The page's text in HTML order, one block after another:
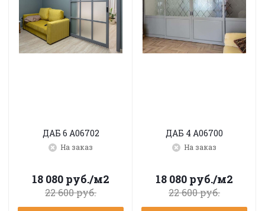
ДАБ 6 A06702
На заказ
18 080 руб./м2
22 600руб.
ДАБ 4 A06700
На заказ
18 080 руб./м2
22 600руб.